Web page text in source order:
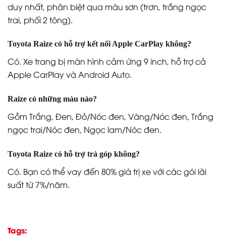
duy nhất, phân biệt qua màu sơn (trơn, trắng ngọc
trai, phối 2 tông).
Toyota Raize có hỗ trợ kết nối Apple CarPlay không?
Có. Xe trang bị màn hình cảm ứng 9 inch, hỗ trợ cả
Apple CarPlay và Android Auto.
Raize có những màu nào?
Gồm Trắng, Đen, Đỏ/Nóc đen, Vàng/Nóc đen, Trắng
ngọc trai/Nóc đen, Ngọc lam/Nóc đen.
Toyota Raize có hỗ trợ trả góp không?
Có. Bạn có thể vay đến 80% giá trị xe với các gói lãi
suất từ 7%/năm.
Tags: